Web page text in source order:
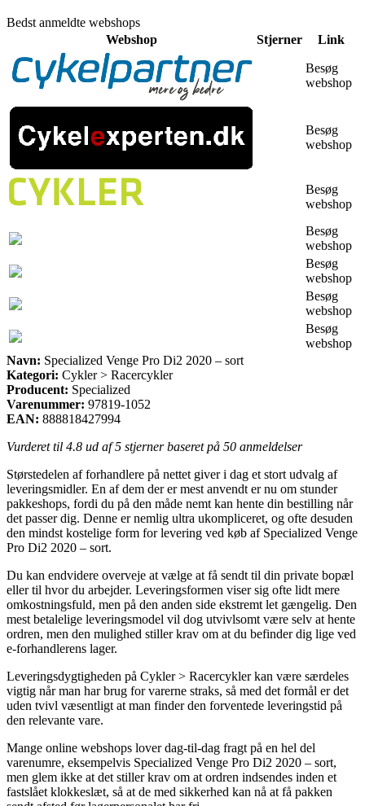
Bedst anmeldte webshops
Webshop
Stjerner Link
Besøg
webshop
Besøg
webshop
Besøg
webshop
Besøg
webshop
Besøg
webshop
Besøg
webshop
Besøg
webshop
Navn: Specialized Venge Pro Di2 2020 – sort
Kategori: Cykler > Racercykler
Producent: Specialized
Varenummer: 97819-1052
EAN: 888818427994
Vurderet til 4.8 ud af 5 stjerner baseret på 50 anmeldelser
Størstedelen af forhandlere på nettet giver i dag et stort udvalg af
leveringsmidler. En af dem der er mest anvendt er nu om stunder
pakkeshops, fordi du på den måde nemt kan hente din bestilling når
det passer dig. Denne er nemlig ultra ukompliceret, og ofte desuden
den mindst kostelige form for levering ved køb af Specialized Venge
Pro Di2 2020 – sort.
Du kan endvidere overveje at vælge at få sendt til din private bopæl
eller til hvor du arbejder. Leveringsformen viser sig ofte lidt mere
omkostningsfuld, men på den anden side ekstremt let gængelig. Den
mest betalelige leveringsmodel vil dog utvivlsomt være selv at hente
ordren, men den mulighed stiller krav om at du befinder dig lige ved
e-forhandlerens lager.
Leveringsdygtigheden på Cykler > Racercykler kan være særdeles
vigtig når man har brug for varerne straks, så med det formål er det
uden tvivl væsentligt at man finder den forventede leveringstid på
den relevante vare.
Mange online webshops lover dag-til-dag fragt på en hel del
varenumre, eksempelvis Specialized Venge Pro Di2 2020 – sort,
men glem ikke at det stiller krav om at ordren indsendes inden et
fastslået klokkeslæt, så at de med sikkerhed kan nå at få pakken